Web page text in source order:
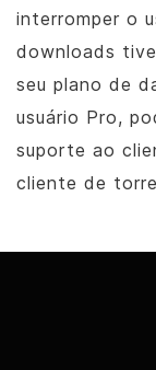
interromper o
downloads
seu plano de
usuário Pro,
suporte ao
cliente de